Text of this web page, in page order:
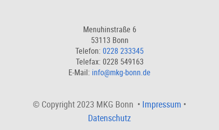
Menuhinstraße 6
53113 Bonn
Telefon: 0228 233345
Telefax: 0228 549163
E-Mail: info@mkg-bonn.de
© Copyright 2023 MKG Bonn • Impressum •
Datenschutz